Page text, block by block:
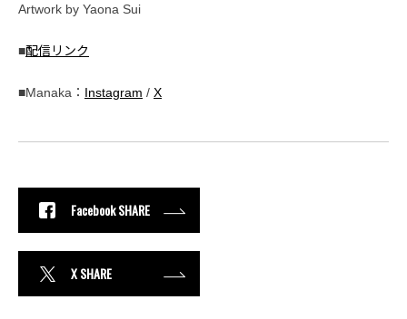
Artwork by Yaona Sui
■配信リンク
■Manaka： Instagram / X
Facebook SHARE
X SHARE